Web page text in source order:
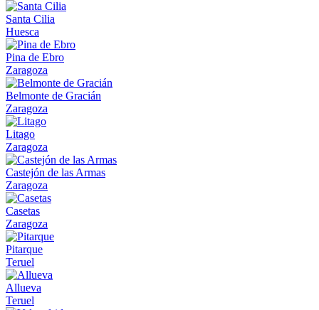
Santa Cilia
Huesca
Pina de Ebro
Zaragoza
Belmonte de Gracián
Zaragoza
Litago
Zaragoza
Castejón de las Armas
Zaragoza
Casetas
Zaragoza
Pitarque
Teruel
Allueva
Teruel